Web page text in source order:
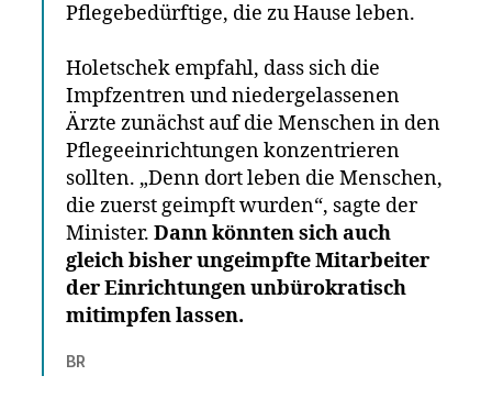
Pflegebedürftige, die zu Hause leben.
Holetschek empfahl, dass sich die
Impfzentren und niedergelassenen
Ärzte zunächst auf die Menschen in den
Pflegeeinrichtungen konzentrieren
sollten. „Denn dort leben die Menschen,
die zuerst geimpft wurden“, sagte der
Minister. Dann könnten sich auch
gleich bisher ungeimpfte Mitarbeiter
der Einrichtungen unbürokratisch
mitimpfen lassen.
BR